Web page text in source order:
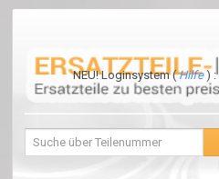
NEU! Loginsystem (Hilfe) :